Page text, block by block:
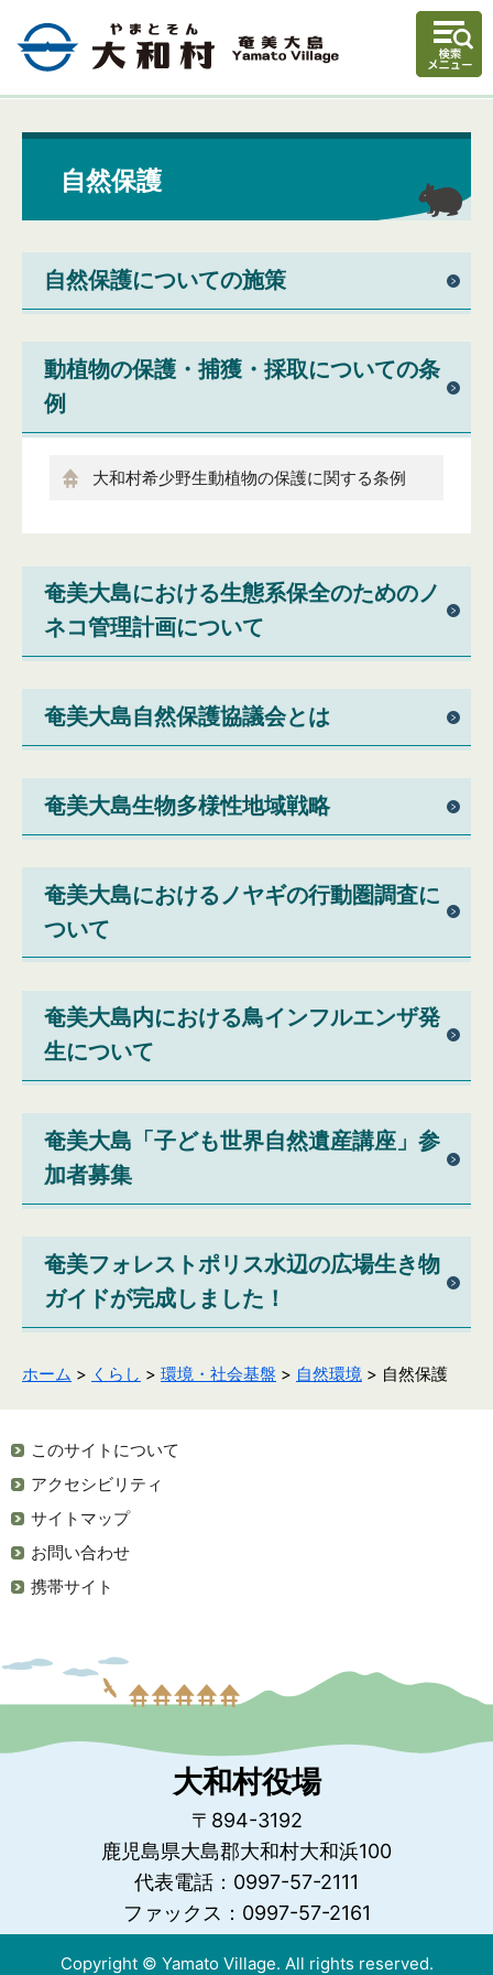
自然保護
自然保護についての施策
動植物の保護・捕獲・採取についての条
例
大和村希少野生動植物の保護に関する条例
奄美大島における生態系保全のためのノ
ネコ管理計画について
奄美大島自然保護協議会とは
奄美大島生物多様性地域戦略
奄美大島におけるノヤギの行動圏調査に
ついて
奄美大島内における鳥インフルエンザ発
生について
奄美大島「子ども世界自然遺産講座」参
加者募集
奄美フォレストポリス水辺の広場生き物
ガイドが完成しました！
ホーム > くらし > 環境・社会基盤 > 自然環境 > 自然保護
このサイトについて
アクセシビリティ
サイトマップ
お問い合わせ
携帯サイト
大和村役場
〒894-3192
鹿児島県大島郡大和村大和浜100
代表電話：0997-57-2111
ファックス：0997-57-2161
Copyright © Yamato Village. All rights reserved.